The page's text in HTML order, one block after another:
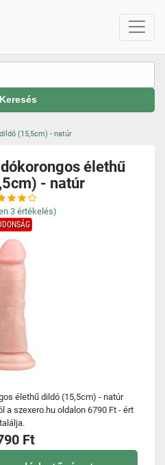
Keresés
(15,5cm) - natúr
élethű
- natúr
3 értékelés)
élethű dildó (15,5cm) - natúr
a szexero.hu oldalon 6790 Ft - ért
találja.
Ft